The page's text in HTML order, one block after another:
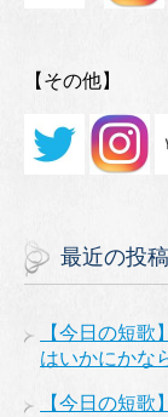
【その他】
最近の投稿
【今日の短
はいかにかな
【今日の短